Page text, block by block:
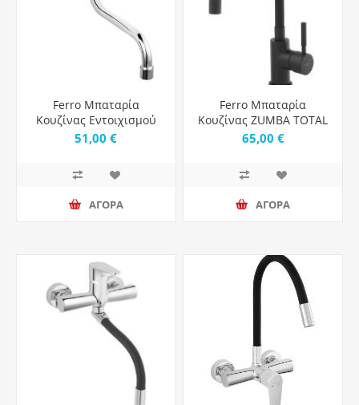
Ferro Μπαταρία
Κουζίνας Εντοιχισμού
Retro Xr5
51,00 €
ΑΓΟΡΑ
Ferro Μπαταρία
Κουζίνας ZUMBA TOTAL
BLACK
65,00 €
ΑΓΟΡΑ